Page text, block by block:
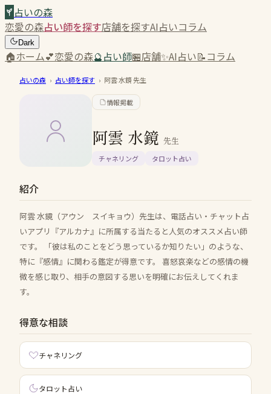
占いの森
恋愛の森占い師を探す店舗を探すAI占いコラム
Dark
🏠ホーム💕恋愛の森🔮占い師🏪店舗✨AI占い📝コラム
占いの森 › 占い師を探す › 阿雲 水鏡先生
情報掲載
阿雲 水鏡 先生
チャネリング タロット占い
紹介
阿雲 水鏡（アウン スイキョウ）先生は、電話占い・チャット占
いアプリ『アルカナ』に所属する当たると人気のオススメ占い師
です。 「彼は私のことをどう思っているか知りたい」のような、
特に『感情』に関わる鑑定が得意です。 喜怒哀楽などの感情の機
微を感じ取り、相手の意図する思いを明確にお伝えしてくれま
す。
得意な相談
チャネリング
タロット占い